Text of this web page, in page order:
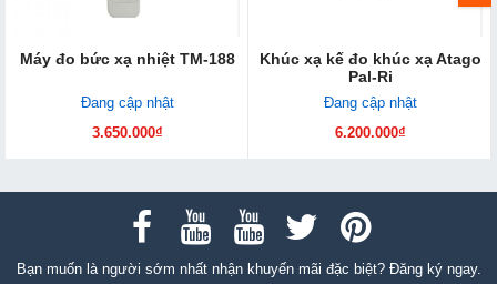
Máy đo bức xạ nhiệt TM-188
Đang cập nhật
3.650.000₫
Khúc xạ kế đo khúc xạ Atago
Pal-Ri
Đang cập nhật
6.200.000₫
Bạn muốn là người sớm nhất nhận khuyến mãi đặc biệt? Đăng ký ngay.